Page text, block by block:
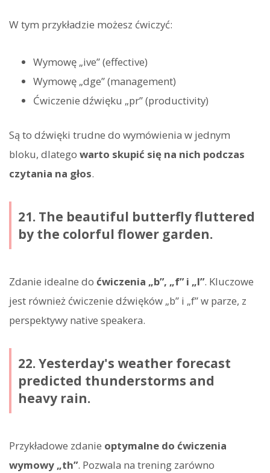
W tym przykładzie możesz ćwiczyć:
Wymowę „ive” (effective)
Wymowę „dge” (management)
Ćwiczenie dźwięku „pr” (productivity)
Są to dźwięki trudne do wymówienia w jednym
bloku, dlatego warto skupić się na nich podczas
czytania na głos.
21. The beautiful butterfly fluttered
by the colorful flower garden.
Zdanie idealne do ćwiczenia „b”, „f” i „l”. Kluczowe
jest również ćwiczenie dźwięków „b” i „f” w parze, z
perspektywy native speakera.
22. Yesterday's weather forecast
predicted thunderstorms and
heavy rain.
Przykładowe zdanie optymalne do ćwiczenia
wymowy „th”. Pozwala na trening zarówno